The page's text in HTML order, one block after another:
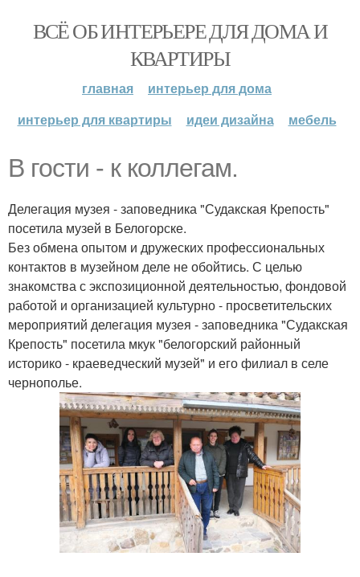
ВСЁ ОБ ИНТЕРЬЕРЕ ДЛЯ ДОМА И
КВАРТИРЫ
главная
интерьер для дома
интерьер для квартиры
идеи дизайна мебель
В гости - к коллегам.
Делегация музея - заповедника "Судакская Крепость"
посетила музей в Белогорске.
Без обмена опытом и дружеских профессиональных
контактов в музейном деле не обойтись. С целью
знакомства с экспозиционной деятельностью, фондовой
работой и организацией культурно - просветительских
мероприятий делегация музея - заповедника "Судакская
Крепость" посетила мкук "белогорский районный
историко - краеведческий музей" и его филиал в селе
чернополье.